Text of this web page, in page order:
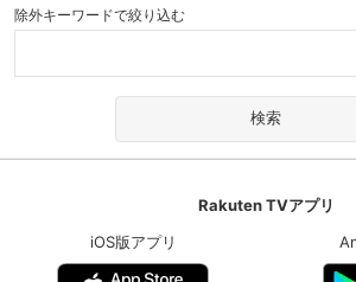
除外キーワードで絞り込む
Rakuten TVアプリ
iOS版アプリ